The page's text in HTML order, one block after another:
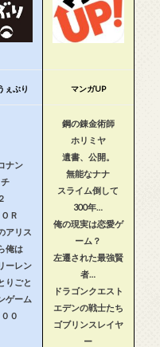
ぇぶり マンガUP
ナン
Ｒ
アリス
俺は
ーレン
りごと
ゲーム
０
鋼の錬金術師
ホリミヤ
遺書、公開。
無能なナナ
スライム倒して
300年…
俺の現実は恋愛ゲ
ーム？
左遷された最強賢
者…
ドラゴンクエスト
エデンの戦士たち
ゴブリンスレイヤ
ー